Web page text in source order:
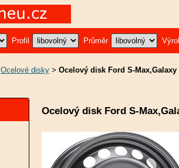
Profil Průměr
Ocelové disky > Ocelový disk Ford S-Max,Galaxy
Ocelový disk Ford S-